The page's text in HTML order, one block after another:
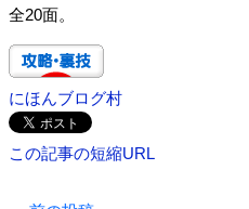
全20面。
にほんブログ村
この記事の短縮URL